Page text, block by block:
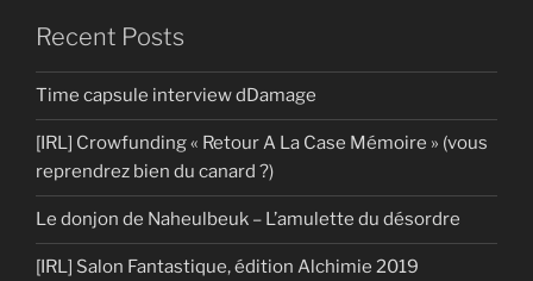
Recent Posts
Time capsule interview dDamage
[IRL] Crowfunding « Retour A La Case Mémoire » (vous
reprendrez bien du canard ?)
Le donjon de Naheulbeuk – L’amulette du désordre
[IRL] Salon Fantastique, édition Alchimie 2019